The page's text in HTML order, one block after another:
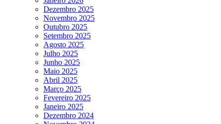
Dezembro 2025
Novembro 2025
Outubro 2025
Setembro 2025
Agosto 2025
Julho 2025
Junho 2025
Maio 2025
Abril 2025
Março 2025
Fevereiro 2025
Janeiro 2025
Dezembro 2024